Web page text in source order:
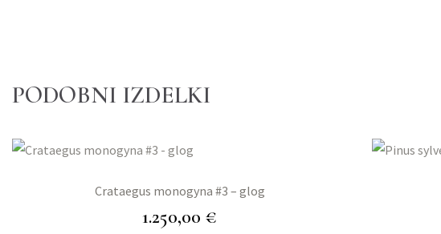
PODOBNI IZDELKI
Crataegus monogyna #3 – glog
1.250,00€